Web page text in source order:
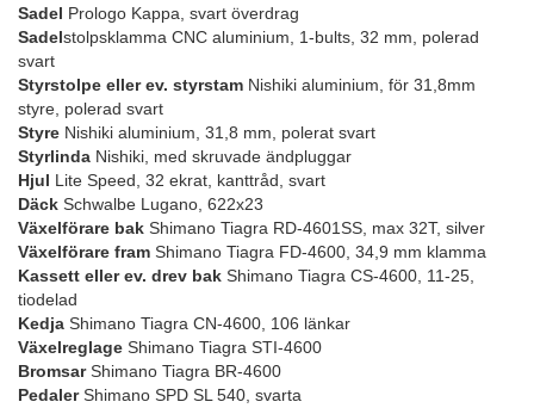
Sadel Prologo Kappa, svart överdrag
Sadelstolpsklamma CNC aluminium, 1-bults, 32 mm, polerad
svart
Styrstolpe eller ev. styrstam Nishiki aluminium, för 31,8mm
styre, polerad svart
Styre Nishiki aluminium, 31,8 mm, polerat svart
Styrlinda Nishiki, med skruvade ändpluggar
Hjul Lite Speed, 32 ekrat, kanttråd, svart
Däck Schwalbe Lugano, 622x23
Växelförare bak Shimano Tiagra RD-4601SS, max 32T, silver
Växelförare fram Shimano Tiagra FD-4600, 34,9 mm klamma
Kassett eller ev. drev bak Shimano Tiagra CS-4600, 11-25,
tiodelad
Kedja Shimano Tiagra CN-4600, 106 länkar
Växelreglage Shimano Tiagra STI-4600
BromsarShimano Tiagra BR-4600
PedalerShimano SPD SL 540, svarta